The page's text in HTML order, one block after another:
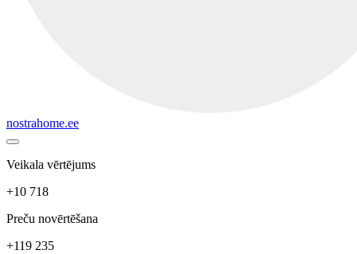
nostrahome.ee
Veikala vērtējums
+10 718
Preču novērtēšana
+119 235